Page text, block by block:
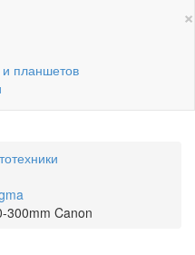
×
планшетов
300mm Canon